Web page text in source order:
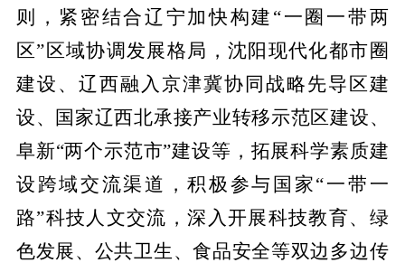
则，紧密结合辽宁加快构建“一圈一带两
区”区域协调发展格局，沈阳现代化都市圈
建设、辽西融入京津冀协同战略先导区建
设、国家辽西北承接产业转移示范区建设、
阜新“两个示范市”建设等，拓展科学素质建
设跨域交流渠道，积极参与国家“一带一
路”科技人文交流，深入开展科技教育、绿
色发展、公共卫生、食品安全等双边多边传